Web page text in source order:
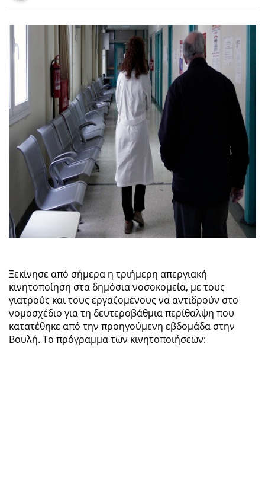
Ξεκίνησε από σήμερα η τριήμερη απεργιακή
κινητοποίηση στα δημόσια νοσοκομεία, με τους
γιατρούς και τους εργαζομένους να αντιδρούν στο
νομοσχέδιο για τη δευτεροβάθμια περίθαλψη που
κατατέθηκε από την προηγούμενη εβδομάδα στην
Βουλή. Το πρόγραμμα των κινητοποιήσεων: